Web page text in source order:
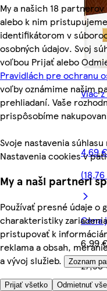
My a našich 18
alebo k nim
identifikátorom v
osobných údajov. Svoj
voľbou Prijať alebo
Pravidlách pre ochranu
voľby oznámime našim
prehliadaní. Vaše
prispôsobíme
Svoje nastavenia
Nastavenia cookies v
My a naši partneri
Používať presné údaje o
charakteristiky
pristupovať k
reklama a obsah,
a vývoj služieb.
Zoznam
Prijať všetko Odmietnuť
Viac
4,69
Cena
6,99 €